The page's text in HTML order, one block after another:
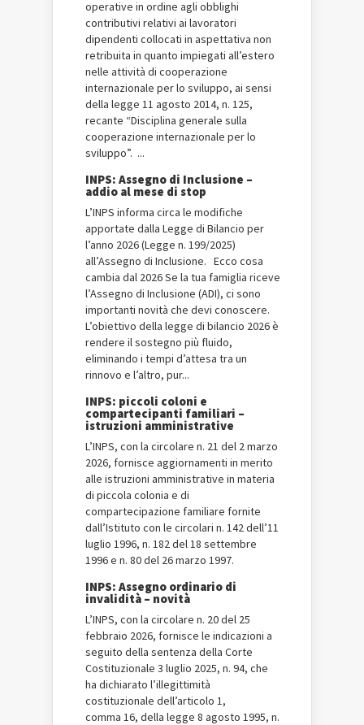
operative in ordine agli obblighi
contributivi relativi ai lavoratori
dipendenti collocati in aspettativa non
retribuita in quanto impiegati all’estero
nelle attività di cooperazione
internazionale per lo sviluppo, ai sensi
della legge 11 agosto 2014, n. 125,
recante “Disciplina generale sulla
cooperazione internazionale per lo
sviluppo”. ...
INPS: Assegno di Inclusione –
addio al mese di stop
L’INPS informa circa le modifiche
apportate dalla Legge di Bilancio per
l’anno 2026 (Legge n. 199/2025)
all’Assegno di Inclusione. Ecco cosa
cambia dal 2026 Se la tua famiglia riceve
l’Assegno di Inclusione (ADI), ci sono
importanti novità che devi conoscere.
L’obiettivo della legge di bilancio 2026 è
rendere il sostegno più fluido,
eliminando i tempi d’attesa tra un
rinnovo e l’altro, pur...
INPS: piccoli coloni e
compartecipanti familiari –
istruzioni amministrative
L’INPS, con la circolare n. 21 del 2 marzo
2026, fornisce aggiornamenti in merito
alle istruzioni amministrative in materia
di piccola colonia e di
compartecipazione familiare fornite
dall’Istituto con le circolari n. 142 dell’11
luglio 1996, n. 182 del 18 settembre
1996 e n. 80 del 26 marzo 1997.
INPS: Assegno ordinario di
invalidità – novità
L’INPS, con la circolare n. 20 del 25
febbraio 2026, fornisce le indicazioni a
seguito della sentenza della Corte
Costituzionale 3 luglio 2025, n. 94, che
ha dichiarato l’illegittimità
costituzionale dell’articolo 1,
comma 16, della legge 8 agosto 1995, n.